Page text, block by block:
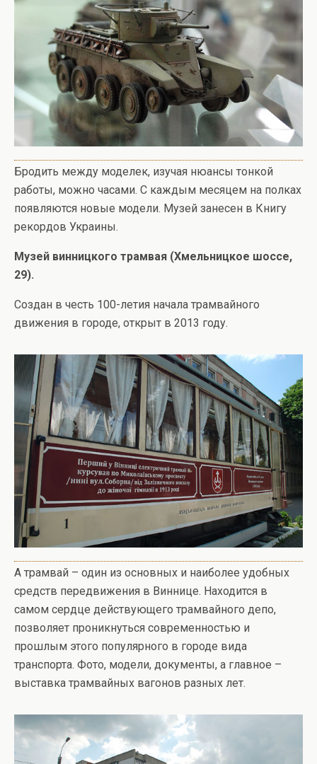
Бродить между моделек, изучая нюансы тонкой
работы, можно часами. С каждым месяцем на полках
появляются новые модели. Музей занесен в Книгу
рекордов Украины.
Музей винницкого трамвая (Хмельницкое шоссе,
29).
Создан в честь 100-летия начала трамвайного
движения в городе, открыт в 2013 году.
А трамвай – один из основных и наиболее удобных
средств передвижения в Виннице. Находится в
самом сердце действующего трамвайного депо,
позволяет проникнуться современностью и
прошлым этого популярного в городе вида
транспорта. Фото, модели, документы, а главное –
выставка трамвайных вагонов разных лет.